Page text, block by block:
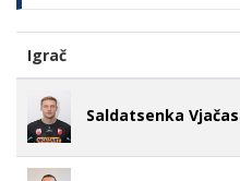
Igrač
Saldatsenka